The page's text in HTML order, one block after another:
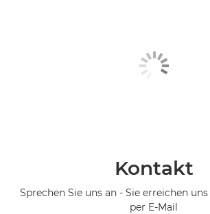
Kontakt
Sprechen Sie uns an - Sie erreichen
per E-Mail